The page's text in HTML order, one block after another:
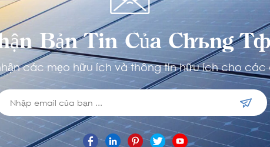
Bản Tin Của Chúng
các mẹo hữu ích và thông tin hữu ích cho